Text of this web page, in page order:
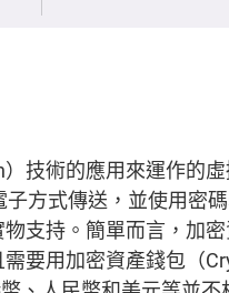
技術的應用來運作的
子方式傳送，並使用密
支持。簡單而言，加
要用加密資產錢包（